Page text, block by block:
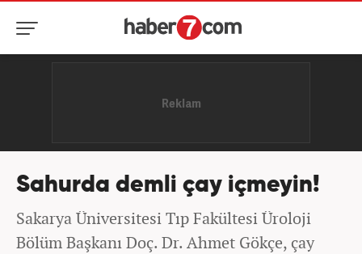
Sahurda demli çay içmeyin!
Sakarya Üniversitesi Tıp Fakültesi Üroloji
Bölüm Başkanı Doç. Dr. Ahmet Gökçe, çay